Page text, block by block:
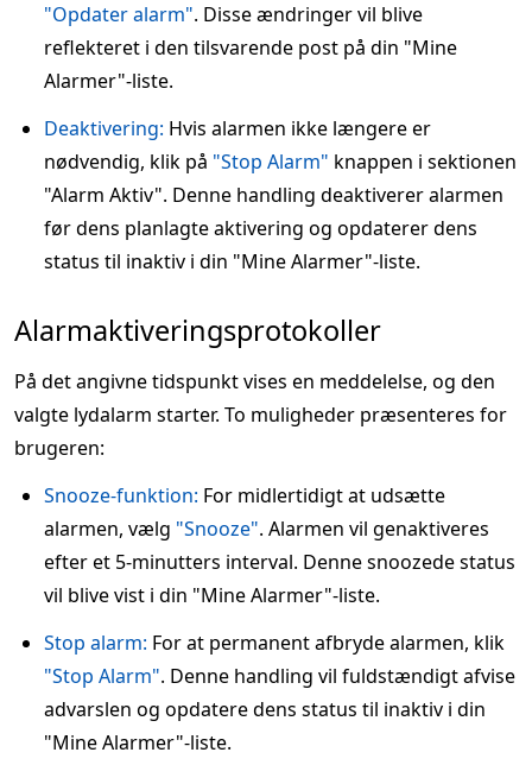
"Opdater alarm". Disse ændringer vil blive
reflekteret i den tilsvarende post på din "Mine
Alarmer"-liste.
Deaktivering: Hvis alarmen ikke længere er
nødvendig, klik på "Stop Alarm" knappen i sektionen
"Alarm Aktiv". Denne handling deaktiverer alarmen
før dens planlagte aktivering og opdaterer dens
status til inaktiv i din "Mine Alarmer"-liste.
Alarmaktiveringsprotokoller
På det angivne tidspunkt vises en meddelelse, og den
valgte lydalarm starter. To muligheder præsenteres for
brugeren:
Snooze-funktion: For midlertidigt at udsætte
alarmen, vælg "Snooze". Alarmen vil genaktiveres
efter et 5-minutters interval. Denne snoozede status
vil blive vist i din "Mine Alarmer"-liste.
Stop alarm: For at permanent afbryde alarmen, klik
"Stop Alarm". Denne handling vil fuldstændigt afvise
advarslen og opdatere dens status til inaktiv i din
"Mine Alarmer"-liste.